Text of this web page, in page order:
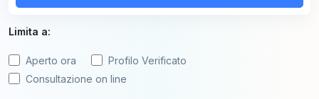
Limita a:
Aperto ora
Profilo Verificato
Consultazione on line